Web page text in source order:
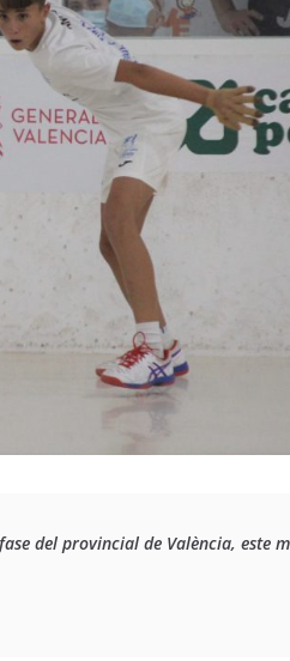
del provincial de València,